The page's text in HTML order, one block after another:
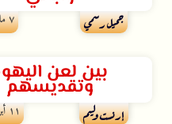
جميل رسمي ۷ مايو ۲۰۲٦
بين لعن
وتقديسهم
إرنست وليم ۱۱ أبريل ۲۰۲٦